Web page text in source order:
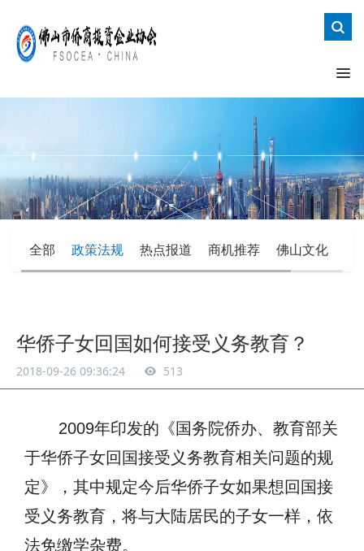
全部 政策法规 热点报道 商机推荐 佛山文化
华侨子女回国如何接受义务教育？
2018-09-26 09:36:24 513
2009年印发的《国务院侨办、教育部关
于华侨子女回国接受义务教育相关问题的规
定》，其中规定今后华侨子女如果想回国接
受义务教育，将与大陆居民的子女一样，依
法免缴学杂费。